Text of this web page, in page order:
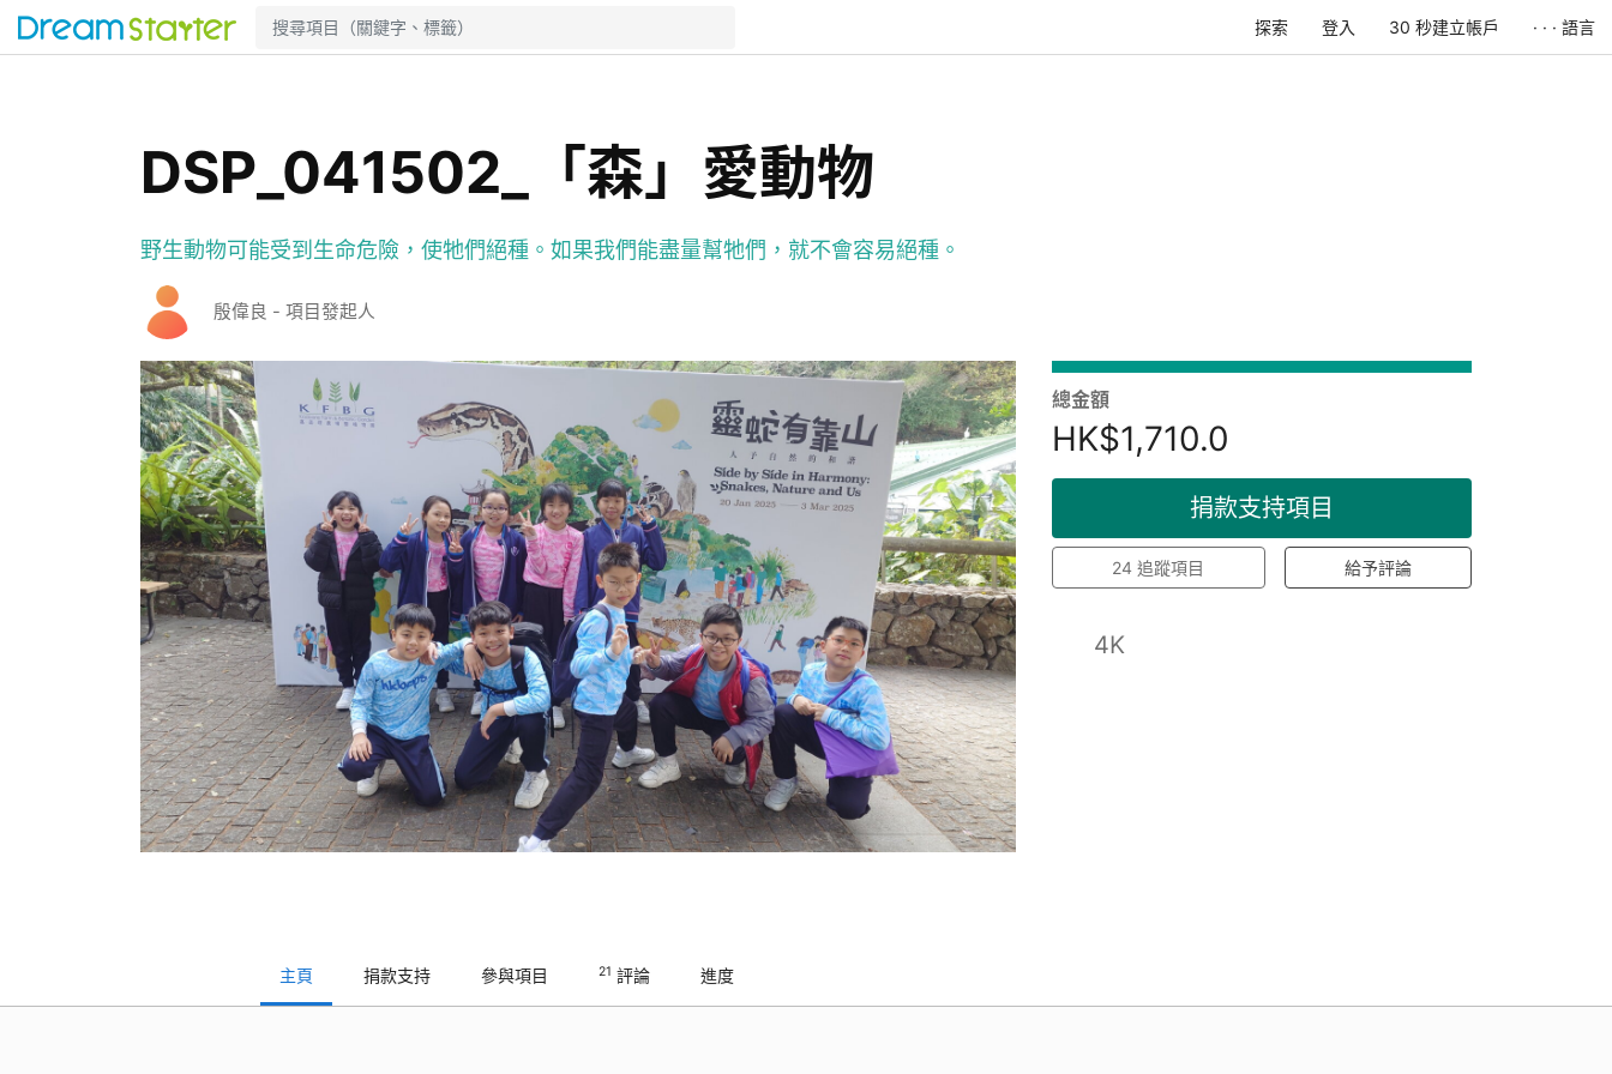
探索 登入 30 秒建立帳戶 · · · 語言
DSP_041502_「森」愛動物
野生動物可能受到生命危險，使牠們絕種。如果我們能盡量幫牠們，就不會容易絕種。
殷偉良 - 項目發起人
總金額
HK$1,710.0
捐款支持項目
24 追蹤項目 給予評論
4K
主頁 捐款支持 參與項目 21 評論 進度